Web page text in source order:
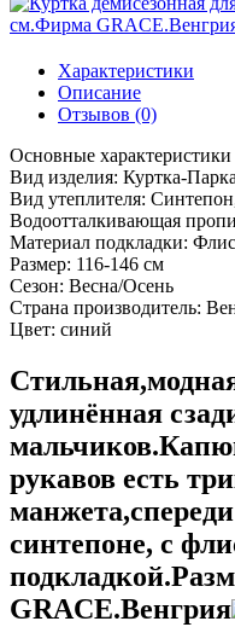
Характеристики
Описание
Отзывов (0)
Основные характеристики
Вид изделия: Куртка-
Вид утеплителя:
Водоотталкивающая
Материал подкладки: Флис
Размер: 116-146 см
Сезон: Весна/Осень
Страна производитель:
Цвет: синий
удлинённая
рукавов есть
синтепоне, с
GRACE.Венгрия